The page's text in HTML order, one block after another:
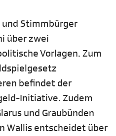
Stimmbürger
über zwei
Vorlagen. Zum
befindet der
Initiative. Zudem
und Graubünden
Wallis entscheidet über